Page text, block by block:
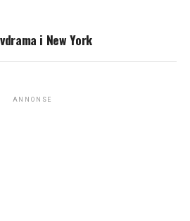
i New York
ANNONSE